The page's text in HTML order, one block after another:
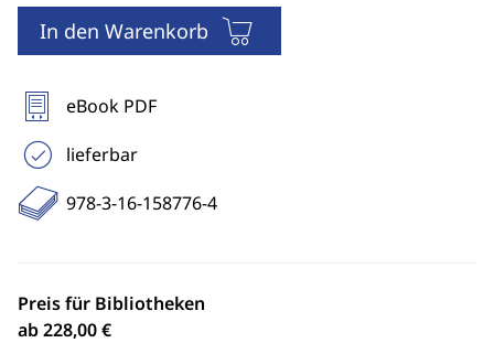
In den Warenkorb
eBook PDF
lieferbar
978-3-16-158776-4
Preis für Bibliotheken
ab 228,00 €